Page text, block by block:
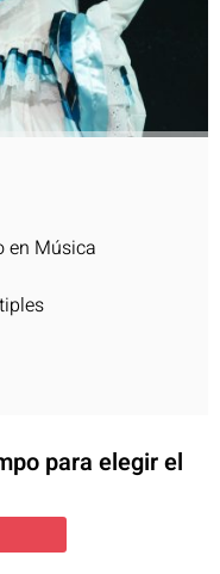
en Música
para elegir el